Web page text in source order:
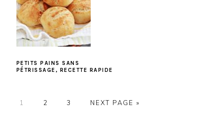
PETITS PAINS SANS
PÉTRISSAGE, RECETTE RAPIDE
PAGE
1 PAGE
2 PAGE
3 NEXT PAGE »